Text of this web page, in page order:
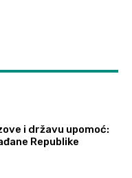
i državu upomoć:
Republike